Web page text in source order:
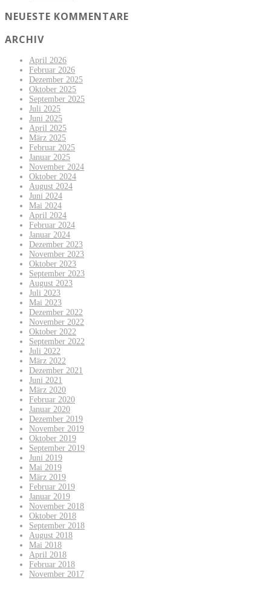
NEUESTE KOMMENTARE
ARCHIV
April 2026
Februar 2026
Dezember 2025
Oktober 2025
September 2025
Juli 2025
Juni 2025
April 2025
März 2025
Februar 2025
Januar 2025
November 2024
Oktober 2024
August 2024
Juni 2024
Mai 2024
April 2024
Februar 2024
Januar 2024
Dezember 2023
November 2023
Oktober 2023
September 2023
August 2023
Juli 2023
Mai 2023
Dezember 2022
November 2022
Oktober 2022
September 2022
Juli 2022
März 2022
Dezember 2021
Juni 2021
März 2020
Februar 2020
Januar 2020
Dezember 2019
November 2019
Oktober 2019
September 2019
Juni 2019
Mai 2019
März 2019
Februar 2019
Januar 2019
November 2018
Oktober 2018
September 2018
August 2018
Mai 2018
April 2018
Februar 2018
November 2017